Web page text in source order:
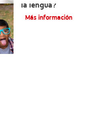
la lengua?
Más información